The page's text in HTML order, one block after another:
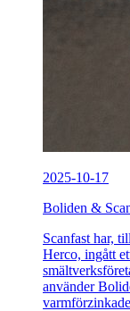
2025-10-17
Boliden &
Scanfast har,
Herco, ingått
använder